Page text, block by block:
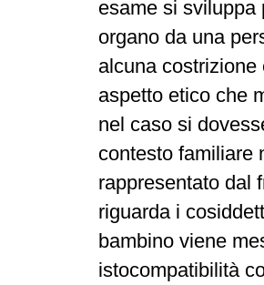
esame si sviluppa
organo da una
alcuna
aspetto etico che
nel caso si
contesto familiare
rappresentato dal
riguarda i
bambino viene
istocompatibilità